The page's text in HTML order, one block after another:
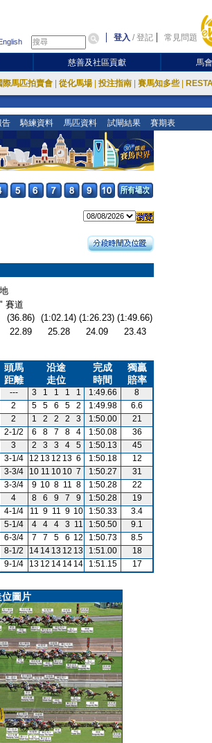
登入 /登記 常見問題
慈善及社區貢獻 馬
際馬匹拍賣會 從化馬場 投注指南 賽馬知多些
告 騎練資料 馬匹資料 試閘結果 賽期表
賽道
(36.86) (1:02.14) (1:26.23) (1:49.66)
22.89 25.28 24.09
23.43
頭馬
距離
沿途
走位
完成
時間
獨贏
賠率
--- 3 1 1 1 1 1:49.66
8
2 5 5 6 5 2 1:49.98
6.6
2 1 2 2 2 3 1:50.00
21
2-1/2 6 8 7 8 4 1:50.08
36
3 2 3 3 4 5 1:50.13
45
3-1/4 12 13 12 13 6 1:50.18
12
3-3/4 10 11 10 10 7 1:50.27
31
3-3/4 9 10 8 11 8 1:50.28
22
4 8 6 9 7 9 1:50.28
19
4-1/4 11 9 11 9 10 1:50.33
3.4
5-1/4 4 4 4 3 11 1:50.50
9.1
6-3/4 7 7 5 6 12 1:50.73
8.5
8-1/2 14 14 13 12 13 1:51.00
18
9-1/4 13 12 14 14 14 1:51.15 17
圖片